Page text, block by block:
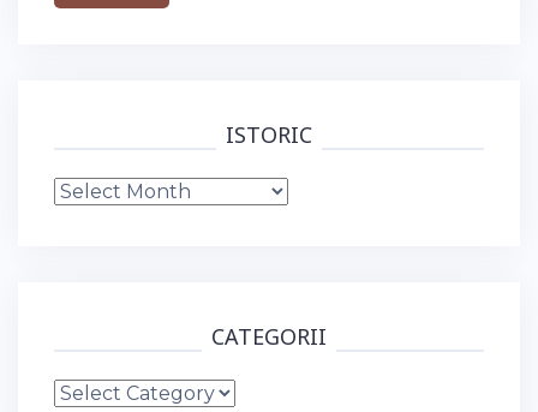
ISTORIC
Istoric
CATEGORII
Categorii